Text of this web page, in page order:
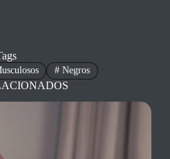
# Negros